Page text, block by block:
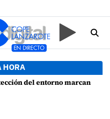
HORA
la planificación de las Fiestas de La Caleta de Famara